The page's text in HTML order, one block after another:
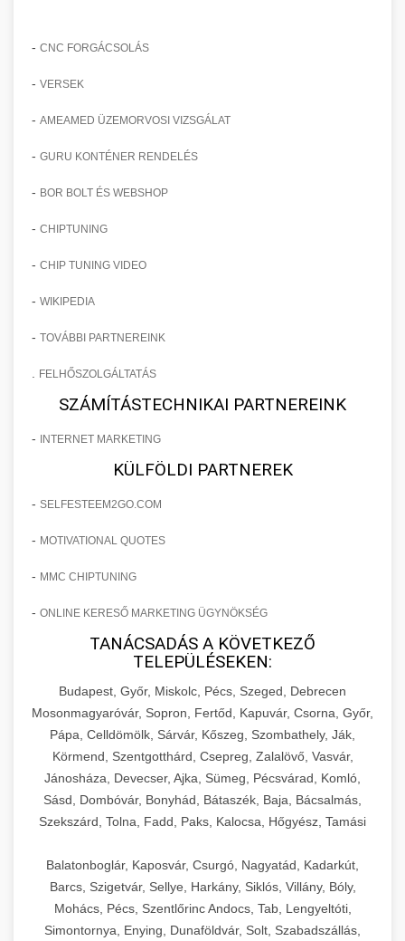
- CNC FORGÁCSOLÁS
- VERSEK
- AMEAMED ÜZEMORVOSI VIZSGÁLAT
- GURU KONTÉNER RENDELÉS
- BOR BOLT ÉS WEBSHOP
- CHIPTUNING
- CHIP TUNING VIDEO
- WIKIPEDIA
- TOVÁBBI PARTNEREINK
FELHŐSZOLGÁLTATÁS
SZÁMÍTÁSTECHNIKAI PARTNEREINK
- INTERNET MARKETING
KÜLFÖLDI PARTNEREK
- SELFESTEEM2GO.COM
- MOTIVATIONAL QUOTES
- MMC CHIPTUNING
- ONLINE KERESŐ MARKETING ÜGYNÖKSÉG
TANÁCSADÁS A KÖVETKEZŐ
TELEPÜLÉSEKEN:
Budapest, Győr, Miskolc, Pécs, Szeged, Debrecen
Mosonmagyaróvár, Sopron, Fertőd, Kapuvár, Csorna, Győr,
Pápa, Celldömölk, Sárvár, Kőszeg, Szombathely, Ják,
Körmend, Szentgotthárd, Csepreg, Zalalövő, Vasvár,
Jánosháza, Devecser, Ajka, Sümeg, Pécsvárad, Komló,
Sásd, Dombóvár, Bonyhád, Bátaszék, Baja, Bácsalmás,
Szekszárd, Tolna, Fadd, Paks, Kalocsa, Hőgyész, Tamási
Balatonboglár, Kaposvár, Csurgó, Nagyatád, Kadarkút,
Barcs, Szigetvár, Sellye, Harkány, Siklós, Villány, Bóly,
Mohács, Pécs, Szentlőrinc Andocs, Tab, Lengyeltóti,
Simontornya, Enying, Dunaföldvár, Solt, Szabadszállás,